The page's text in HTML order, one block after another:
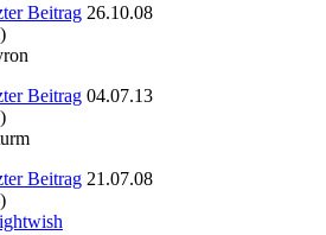
26.10.08
04.07.13
21.07.08